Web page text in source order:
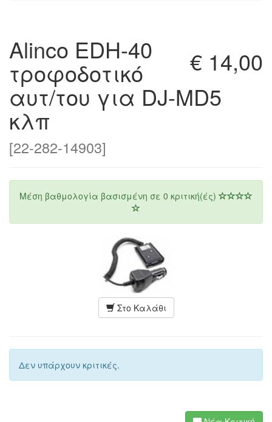
€ 14,00
Alinco EDH-40
τροφοδοτικό
αυτ/του για DJ-MD5
κλπ
[22-282-14903]
Μέση βαθμολογία βασισμένη σε 0 κριτική(ές)
Στο Καλάθι
Δεν υπάρχουν κριτικές.